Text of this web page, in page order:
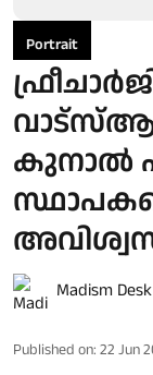
Portrait
കുനാല്‍
Madism Desk
Published on: 22 Jun